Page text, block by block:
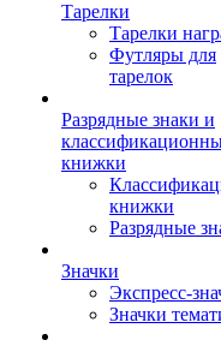
Тарелки
Тарелки
Футляры для
тарелок
Разрядные знаки и
книжки
книжки
Разрядные
Значки
Экспресс-
Значки